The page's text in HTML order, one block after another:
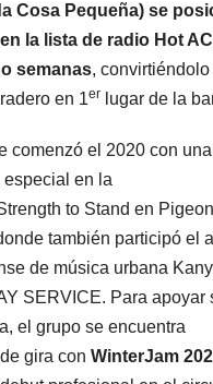
Cosa Pequeña) se
la lista de radio Hot AC
semanas, convirtiéndolo
en 1er lugar de la
comenzó el 2020 con una
en la
to Stand en
también participó el
de música urbana
SERVICE. Para apoyar
el grupo se encuentra
gira con WinterJam